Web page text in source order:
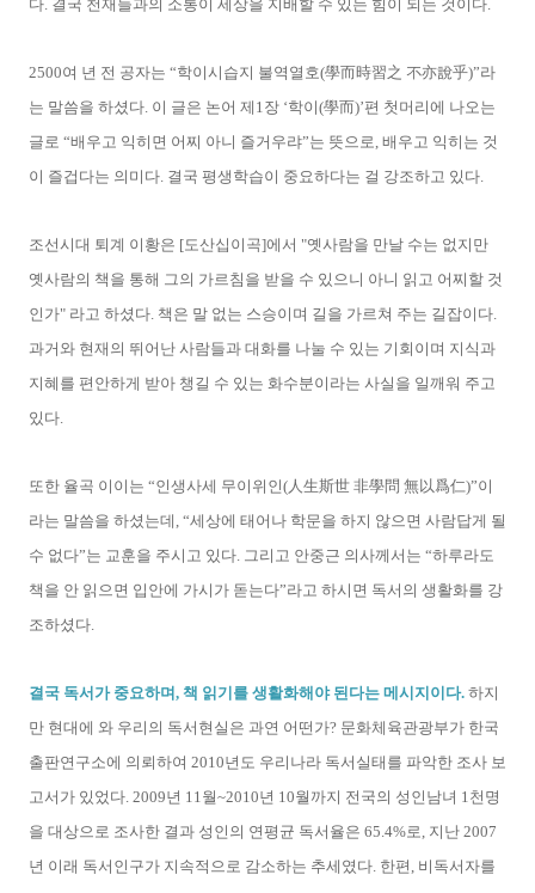
다. 결국 천재들과의 소통이 세상을 지배할 수 있는 힘이 되는 것이다.
2500여 년 전 공자는 “학이시습지 불역열호(學而時習之 不亦說乎)”라
는 말씀을 하셨다. 이 글은 논어 제1장 ‘학이(學而)’편 첫머리에 나오는
글로 “배우고 익히면 어찌 아니 즐거우랴”는 뜻으로, 배우고 익히는 것
이 즐겁다는 의미다. 결국 평생학습이 중요하다는 걸 강조하고 있다.
조선시대 퇴계 이황은 [도산십이곡]에서 "옛사람을 만날 수는 없지만
옛사람의 책을 통해 그의 가르침을 받을 수 있으니 아니 읽고 어찌할 것
인가" 라고 하셨다. 책은 말 없는 스승이며 길을 가르쳐 주는 길잡이다.
과거와 현재의 뛰어난 사람들과 대화를 나눌 수 있는 기회이며 지식과
지혜를 편안하게 받아 챙길 수 있는 화수분이라는 사실을 일깨워 주고
있다.
또한 율곡 이이는 “인생사세 무이위인(人生斯世 非學問 無以爲仁)”이
라는 말씀을 하셨는데, “세상에 태어나 학문을 하지 않으면 사람답게 될
수 없다”는 교훈을 주시고 있다. 그리고 안중근 의사께서는 “하루라도
책을 안 읽으면 입안에 가시가 돋는다”라고 하시면 독서의 생활화를 강
조하셨다.
결국 독서가 중요하며, 책 읽기를 생활화해야 된다는 메시지이다. 하지
만 현대에 와 우리의 독서현실은 과연 어떤가? 문화체육관광부가 한국
출판연구소에 의뢰하여 2010년도 우리나라 독서실태를 파악한 조사 보
고서가 있었다. 2009년 11월~2010년 10월까지 전국의 성인남녀 1천명
을 대상으로 조사한 결과 성인의 연평균 독서율은 65.4%로, 지난 2007
년 이래 독서인구가 지속적으로 감소하는 추세였다. 한편, 비독서자를